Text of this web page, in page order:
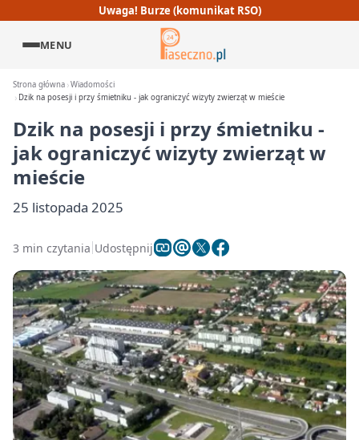
Uwaga! Burze (komunikat RSO)
MENU
Strona główna Wiadomości
Dzik na posesji i przy śmietniku - jak ograniczyć wizyty zwierząt w mieście
Dzik na posesji i przy śmietniku -
jak ograniczyć wizyty zwierząt w
mieście
25 listopada 2025
3 min czytania Udostępnij